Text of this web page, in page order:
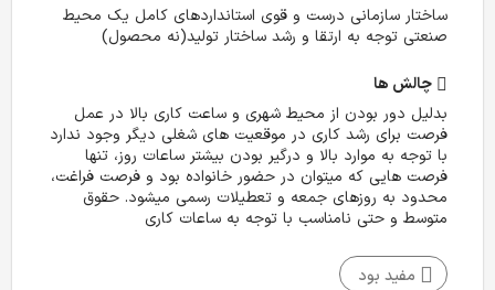
ساختار سازمانی درست و قوی استانداردهای کامل یک محیط
صنعتی توجه به ارتقا و رشد ساختار تولید(نه محصول)
چالش‌ ها
بدلیل دور بودن از محیط شهری و ساعت کاری بالا در عمل
فرصت برای رشد کاری در موقعیت های شغلی دیگر وجود ندارد
با توجه به موارد بالا و درگیر بودن بیشتر ساعات روز، تنها
فرصت هایی که میتوان در حضور خانواده بود و فرصت فراغت،
محدود به روزهای جمعه و تعطیلات رسمی میشود. حقوق
متوسط و حتی نامناسب با توجه به ساعات کاری
مفید بود